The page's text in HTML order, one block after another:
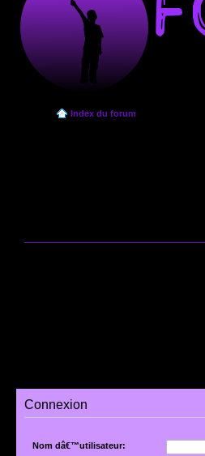
Index du forum
Connexion
Nom dâ€™utilisateur: